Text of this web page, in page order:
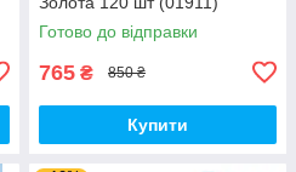
Готово до відправки
765 ₴ 850 ₴
Купити